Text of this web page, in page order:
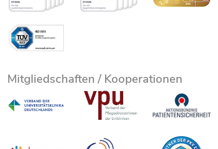
Mitgliedschaften / Kooperationen